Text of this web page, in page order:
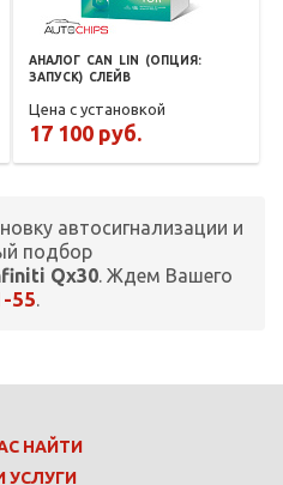
АНАЛОГ CAN LIN
(ОПЦИЯ:
ЗАПУСК) СЛЕЙВ
Цена с установкой
17 100 руб.
автосигнализации и
подбор
Qx30. Ждем Вашего
55.
НАЙТИ
УСЛУГИ